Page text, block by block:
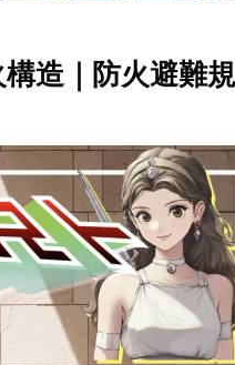
造｜防火避難